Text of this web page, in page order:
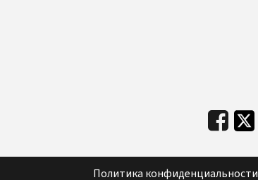
Политика конфиденциальности